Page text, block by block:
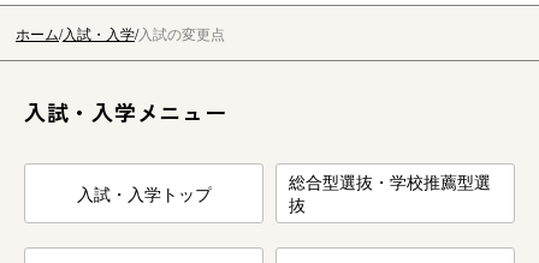
ホーム 入試・入学入試の変更点
入試・入学メニュー
入試・入学トップ
総合型選抜・学校推薦型選
抜